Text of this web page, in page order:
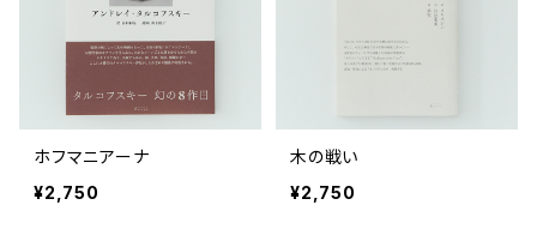
ホフマニアーナ
¥2,750
木の戦い
¥2,750